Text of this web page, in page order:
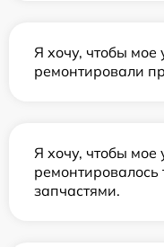
Я хочу, чтобы мое
ремонтировали
Я хочу, чтобы мое
запчастями.